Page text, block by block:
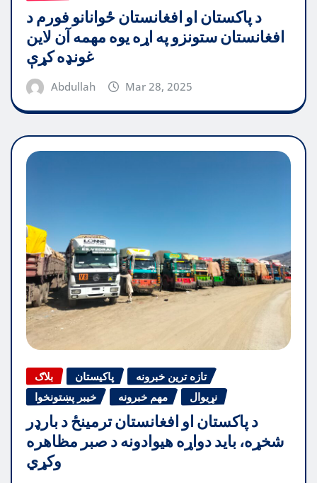
د پاکستان او افغانستان ځوانانو فورم د
افغانستان ستونزو په اړه یوه مهمه آن لاین
غونډه کړې
Abdullah Mar 28, 2025
بلاګ پاکیستان
تازه ترین خبرونه
خیبر پښتونخوا
مهم خبرونه نړیوال
د پاکستان او افغانستان ترمینځ د بارډر
شخړه، باید دواړه هیوادونه د صبر مظاهره
وکړي